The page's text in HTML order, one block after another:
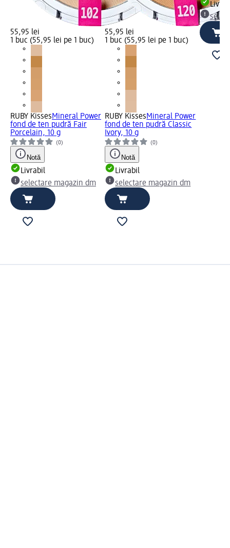
55,95 lei
1 buc (55,95 lei pe 1 buc)
RUBY KissesMineral Power
fond de ten pudră Fair
Porcelain, 10 g
(0)
Notă
Livrabil
selectare magazin dm
55,95 lei
1 buc (55,95 lei pe 1 buc)
RUBY KissesMineral Power
fond de ten pudră Classic
Ivory, 10 g
(0)
Notă
Livrabil
selectare magazin dm